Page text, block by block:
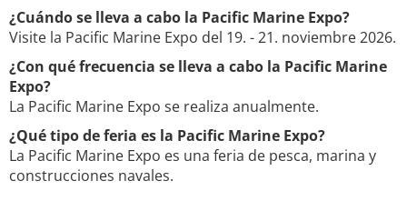
¿Cuándo se lleva a cabo la Pacific Marine Expo?
Visite la Pacific Marine Expo del 19. - 21. noviembre 2026.
¿Con qué frecuencia se lleva a cabo la Pacific Marine
Expo?
La Pacific Marine Expo se realiza anualmente.
¿Qué tipo de feria es la Pacific Marine Expo?
La Pacific Marine Expo es una feria de pesca, marina y
construcciones navales.